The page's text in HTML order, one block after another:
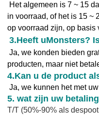
Het algemeen is 7 ~ 15
in voorraad, of het is 15 ~
op voorraad zijn, op basis
3.Heeft uMonsters?
Ja, we konden bieden
producten, maar niet
4.Kan u de product
Ja, we kunnen het met
5. wat zijn uw
T/T (50%-90% als